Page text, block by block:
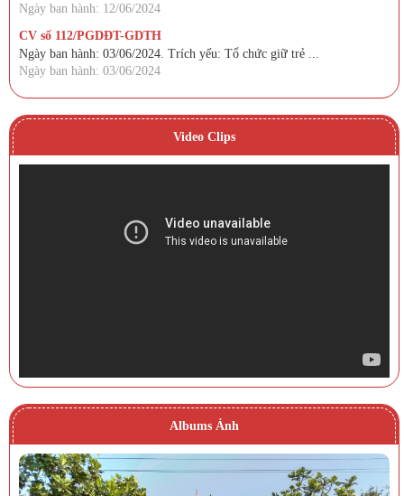
Ngày ban hành: 12/06/2024
CV số 112/PGDĐT-GDTH
Ngày ban hành: 03/06/2024. Trích yếu: Tổ chức giữ trẻ ...
Ngày ban hành: 03/06/2024
Video Clips
Albums Ảnh